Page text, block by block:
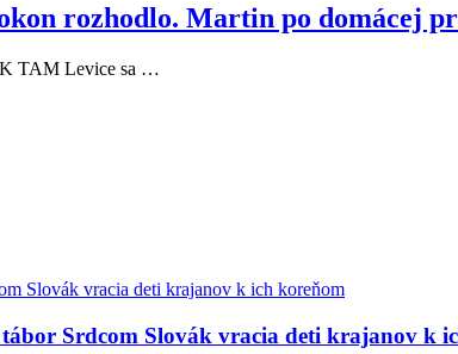
rozhodlo. Martin po domácej
TAM Levice sa …
Srdcom Slovák vracia deti krajanov k